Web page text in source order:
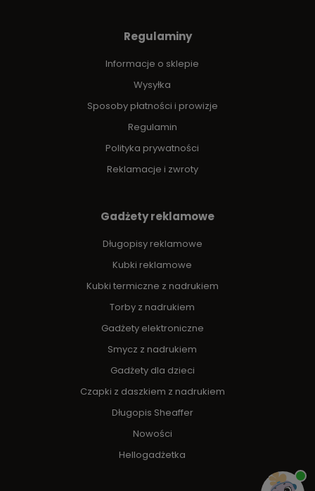
Regulaminy
Informacje o sklepie
Wysyłka
Sposoby płatności i prowizje
Regulamin
Polityka prywatności
Reklamacje i zwroty
Gadżety reklamowe
Długopisy reklamowe
Kubki reklamowe
Kubki termiczne z nadrukiem
Torby z nadrukiem
Gadżety elektroniczne
Smycz z nadrukiem
Gadżety dla dzieci
Czapki z daszkiem z nadrukiem
Długopis Sheaffer
Nowości
Hellogadżetka